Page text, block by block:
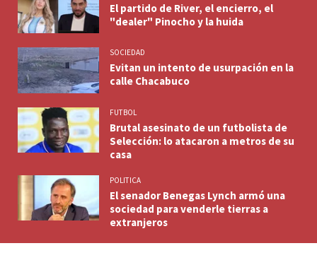
El partido de River, el encierro, el
"dealer" Pinocho y la huida
SOCIEDAD
Evitan un intento de usurpación en la
calle Chacabuco
FUTBOL
Brutal asesinato de un futbolista de
Selección: lo atacaron a metros de su
casa
POLITICA
El senador Benegas Lynch armó una
sociedad para venderle tierras a
extranjeros